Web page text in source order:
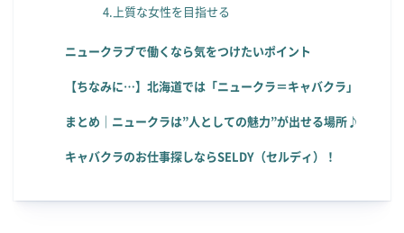
4.上質な女性を目指せる
ニュークラブで働くなら気をつけたいポイント
【ちなみに…】北海道では「ニュークラ＝キャバクラ」
まとめ｜ニュークラは”人としての魅力”が出せる場所♪
キャバクラのお仕事探しならSELDY（セルディ）！